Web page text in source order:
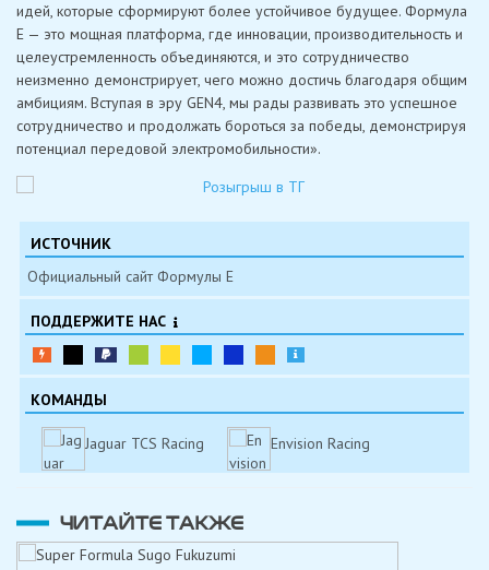
идей, которые сформируют более устойчивое будущее. Формула
E — это мощная платформа, где инновации, производительность и
целеустремленность объединяются, и это сотрудничество
неизменно демонстрирует, чего можно достичь благодаря общим
амбициям. Вступая в эру GEN4, мы рады развивать это успешное
сотрудничество и продолжать бороться за победы, демонстрируя
потенциал передовой электромобильности».
ИСТОЧНИК
Официальный сайт Формулы Е
ПОДДЕРЖИТЕ НАС
КОМАНДЫ
Jaguar TCS Racing Envision Racing
ЧИТАЙТЕ ТАКЖЕ